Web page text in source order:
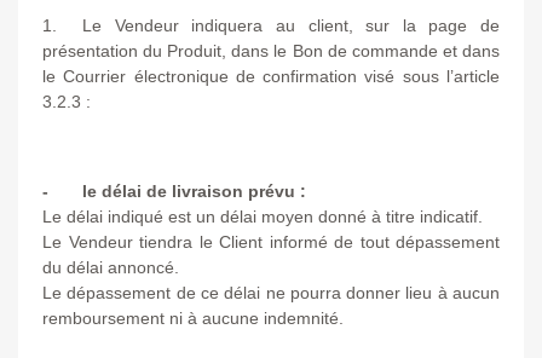
1. Le Vendeur indiquera au client, sur la page de
présentation du Produit, dans le Bon de commande et dans
le Courrier électronique de confirmation visé sous l’article
3.2.3 :
- le délai de livraison prévu :
Le délai indiqué est un délai moyen donné à titre indicatif.
Le Vendeur tiendra le Client informé de tout dépassement
du délai annoncé.
Le dépassement de ce délai ne pourra donner lieu à aucun
remboursement ni à aucune indemnité.